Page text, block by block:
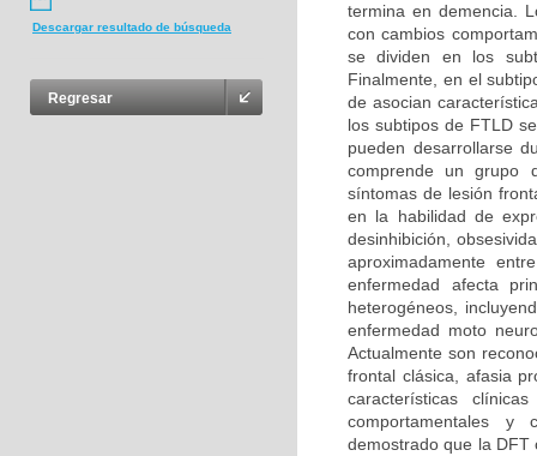
Descargar resultado de búsqueda
Regresar
termina en demencia.
con cambios
se dividen en los
Finalmente, en el
de asocian
los subtipos de FTLD
pueden desarrollarse
comprende un grupo
síntomas de lesión
en la habilidad de
desinhibición,
aproximadamente
enfermedad afecta
heterogéneos,
enfermedad moto
Actualmente son
frontal clásica, afasia
características
comportamentales y
demostrado que la DFT